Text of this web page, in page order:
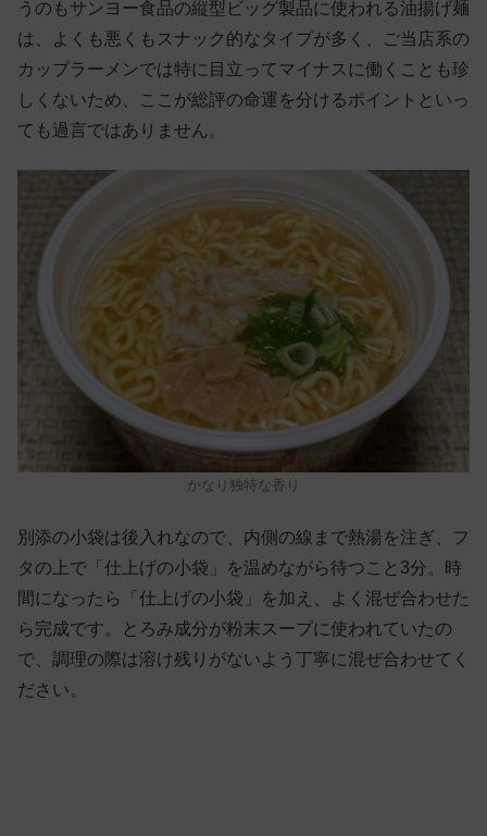
うのもサンヨー食品の縦型ビッグ製品に使われる油揚げ麺
は、よくも悪くもスナック的なタイプが多く、ご当店系の
カップラーメンでは特に目立ってマイナスに働くことも珍
しくないため、ここが総評の命運を分けるポイントといっ
ても過言ではありません。
かなり独特な香り
別添の小袋は後入れなので、内側の線まで熱湯を注ぎ、フ
タの上で「仕上げの小袋」を温めながら待つこと3分。時
間になったら「仕上げの小袋」を加え、よく混ぜ合わせた
ら完成です。とろみ成分が粉末スープに使われていたの
で、調理の際は溶け残りがないよう丁寧に混ぜ合わせてく
ださい。